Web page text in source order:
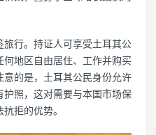
行。持证人可享受土耳其公
地区自由居住、工作并购买
的是，土耳其公民身份允许
照，这对需要与本国市场保
拒的优势。